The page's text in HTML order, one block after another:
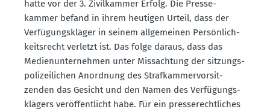
hatte vor der 3. Zivil­kammer Erfolg. Die Presse­
kammer befand in ihrem heutigen Urteil, dass der
Verfü­gungs­kläger in seinem allge­meinen Persön­lich­
keits­recht verletzt ist. Das folge daraus, dass das
Medien­un­ter­nehmen unter Missachtung der sitzungs­
po­li­zei­lichen Anordnung des Straf­kam­mer­vor­sit­
zenden das Gesicht und den Namen des Verfü­gungs­
klägers veröf­fent­licht habe. Für ein presse­recht­liches